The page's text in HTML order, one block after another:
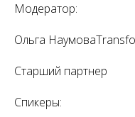
Модератор:
Ольга
Старший партнер
Спикеры: